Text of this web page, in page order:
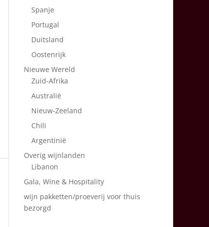
Spanje
Portugal
Duitsland
Oostenrijk
Nieuwe Wereld
Zuid-Afrika
Australië
Nieuw-Zeeland
Chili
Argentinië
Overig wijnlanden
Libanon
Gala, Wine & Hospitality
wijn pakketten/proeverij voor thuis
bezorgd